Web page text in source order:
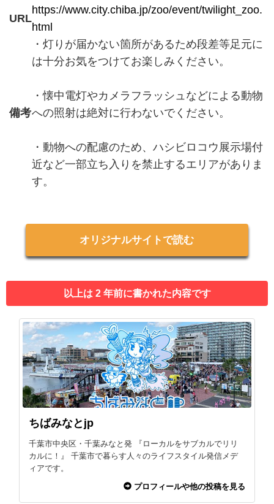
URL
https://www.city.chiba.jp/zoo/event/twilight_zoo.
html
備考
・灯りが届かない箇所があるため段差等足元に
は十分お気をつけてお楽しみください。
・懐中電灯やカメラフラッシュなどによる動物
への照射は絶対に行わないでください。
・動物への配慮のため、ハシビロコウ展示場付
近など一部立ち入りを禁止するエリアがありま
す。
オリジナルサイトで読む
以上は 2 年前に書かれた内容です
ちばみなとjp
千葉市中央区・千葉みなと発 『ローカルをサブカルでリリ
カルに！』 千葉市で暮らす人々のライフスタイル発信メデ
ィアです。
プロフィールや他の投稿を見る